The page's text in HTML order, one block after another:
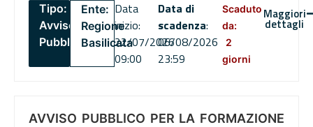
Tipo:
Avviso
Pubblico
Ente:
Regione
Basilicata
Data
inizio:
22/07/2026
09:00
Data di
scadenza:
06/08/2026
23:59
Scaduto
da:
2
giorni
Maggiori
dettagli
AVVISO PUBBLICO PER LA FORMAZIONE